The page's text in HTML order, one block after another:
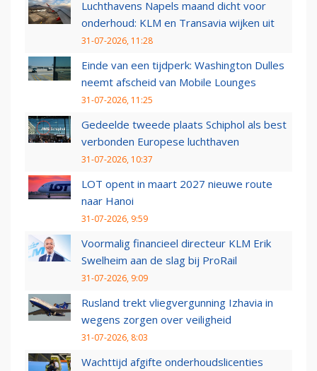
Luchthavens Napels maand dicht voor
onderhoud: KLM en Transavia wijken uit
31-07-2026, 11:28
Einde van een tijdperk: Washington Dulles
neemt afscheid van Mobile Lounges
31-07-2026, 11:25
Gedeelde tweede plaats Schiphol als best
verbonden Europese luchthaven
31-07-2026, 10:37
LOT opent in maart 2027 nieuwe route
naar Hanoi
31-07-2026, 9:59
Voormalig financieel directeur KLM Erik
Swelheim aan de slag bij ProRail
31-07-2026, 9:09
Rusland trekt vliegvergunning Izhavia in
wegens zorgen over veiligheid
31-07-2026, 8:03
Wachttijd afgifte onderhoudslicenties